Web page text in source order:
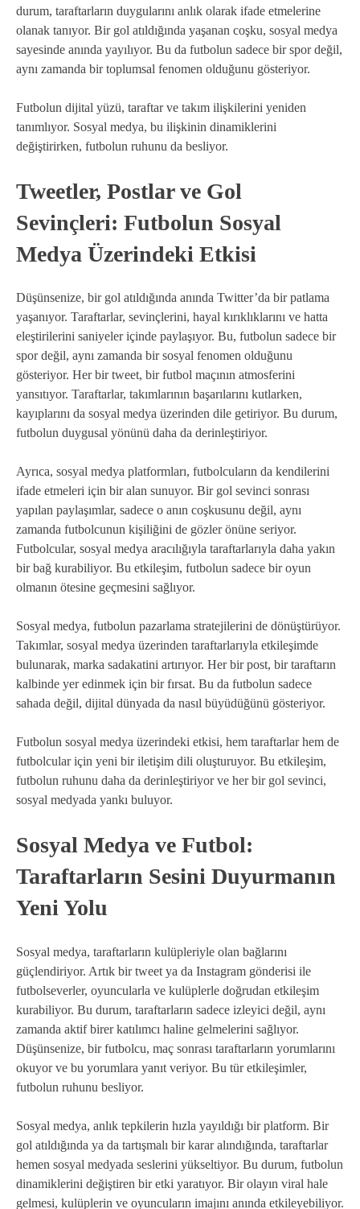
durum, taraftarların duygularını anlık olarak ifade etmelerine
olanak tanıyor. Bir gol atıldığında yaşanan coşku, sosyal medya
sayesinde anında yayılıyor. Bu da futbolun sadece bir spor değil,
aynı zamanda bir toplumsal fenomen olduğunu gösteriyor.
Futbolun dijital yüzü, taraftar ve takım ilişkilerini yeniden
tanımlıyor. Sosyal medya, bu ilişkinin dinamiklerini
değiştirirken, futbolun ruhunu da besliyor.
Tweetler, Postlar ve Gol
Sevinçleri: Futbolun Sosyal
Medya Üzerindeki Etkisi
Düşünsenize, bir gol atıldığında anında Twitter’da bir patlama
yaşanıyor. Taraftarlar, sevinçlerini, hayal kırıklıklarını ve hatta
eleştirilerini saniyeler içinde paylaşıyor. Bu, futbolun sadece bir
spor değil, aynı zamanda bir sosyal fenomen olduğunu
gösteriyor. Her bir tweet, bir futbol maçının atmosferini
yansıtıyor. Taraftarlar, takımlarının başarılarını kutlarken,
kayıplarını da sosyal medya üzerinden dile getiriyor. Bu durum,
futbolun duygusal yönünü daha da derinleştiriyor.
Ayrıca, sosyal medya platformları, futbolcuların da kendilerini
ifade etmeleri için bir alan sunuyor. Bir gol sevinci sonrası
yapılan paylaşımlar, sadece o anın coşkusunu değil, aynı
zamanda futbolcunun kişiliğini de gözler önüne seriyor.
Futbolcular, sosyal medya aracılığıyla taraftarlarıyla daha yakın
bir bağ kurabiliyor. Bu etkileşim, futbolun sadece bir oyun
olmanın ötesine geçmesini sağlıyor.
Sosyal medya, futbolun pazarlama stratejilerini de dönüştürüyor.
Takımlar, sosyal medya üzerinden taraftarlarıyla etkileşimde
bulunarak, marka sadakatini artırıyor. Her bir post, bir taraftarın
kalbinde yer edinmek için bir fırsat. Bu da futbolun sadece
sahada değil, dijital dünyada da nasıl büyüdüğünü gösteriyor.
Futbolun sosyal medya üzerindeki etkisi, hem taraftarlar hem de
futbolcular için yeni bir iletişim dili oluşturuyor. Bu etkileşim,
futbolun ruhunu daha da derinleştiriyor ve her bir gol sevinci,
sosyal medyada yankı buluyor.
Sosyal Medya ve Futbol:
Taraftarların Sesini Duyurmanın
Yeni Yolu
Sosyal medya, taraftarların kulüpleriyle olan bağlarını
güçlendiriyor. Artık bir tweet ya da Instagram gönderisi ile
futbolseverler, oyuncularla ve kulüplerle doğrudan etkileşim
kurabiliyor. Bu durum, taraftarların sadece izleyici değil, aynı
zamanda aktif birer katılımcı haline gelmelerini sağlıyor.
Düşünsenize, bir futbolcu, maç sonrası taraftarların yorumlarını
okuyor ve bu yorumlara yanıt veriyor. Bu tür etkileşimler,
futbolun ruhunu besliyor.
Sosyal medya, anlık tepkilerin hızla yayıldığı bir platform. Bir
gol atıldığında ya da tartışmalı bir karar alındığında, taraftarlar
hemen sosyal medyada seslerini yükseltiyor. Bu durum, futbolun
dinamiklerini değiştiren bir etki yaratıyor. Bir olayın viral hale
gelmesi, kulüplerin ve oyuncuların imajını anında etkileyebiliyor.